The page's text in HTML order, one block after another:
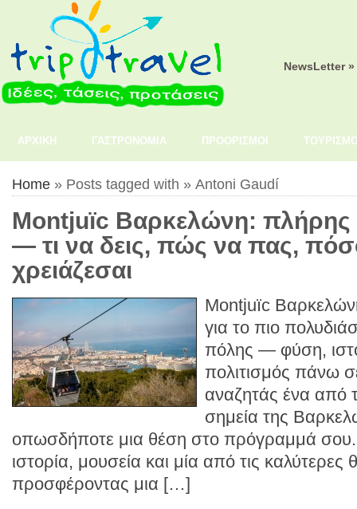
NewsLetter »
ΑΡΧΙΚΗ ΓΑΣΤΡΟΝΟΜΙΑ ΠΡΟΟΡΙΣΜΟΙ
Home » Posts tagged with » Antoni Gaudí
Montjuïc Βαρκελώνη: πλήρης
— τι να δεις, πώς να πας,
χρειάζεσαι
Montjuïc
για το πιο
πόλης — φύση,
πολιτισμός πάνω
αναζητάς ένα από
σημεία της
οπωσδήποτε μια θέση στο πρόγραμμά
ιστορία, μουσεία και μία από τις καλύτερες
προσφέροντας μια […]